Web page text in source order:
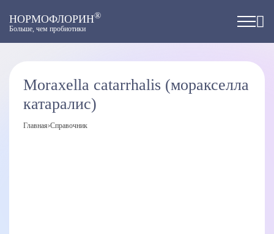
НОРМОФЛОРИН®
Больше, чем пробиотики
Moraxella catarrhalis (моракселла
катаралис)
Главная›Справочник